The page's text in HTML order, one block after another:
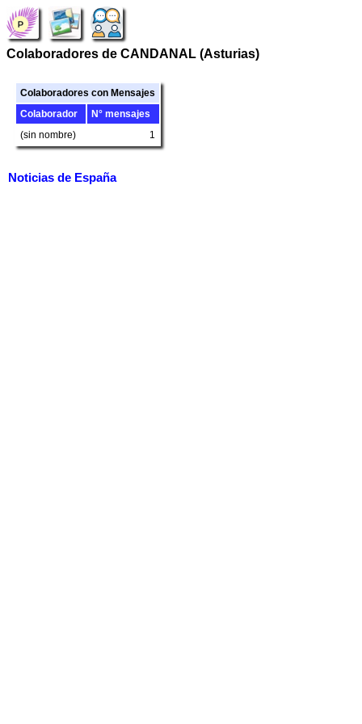
Colaboradores de CANDANAL (Asturias)
Colaboradores con Mensajes
Colaborador
N° mensajes
(sin nombre)
1
Noticias de España